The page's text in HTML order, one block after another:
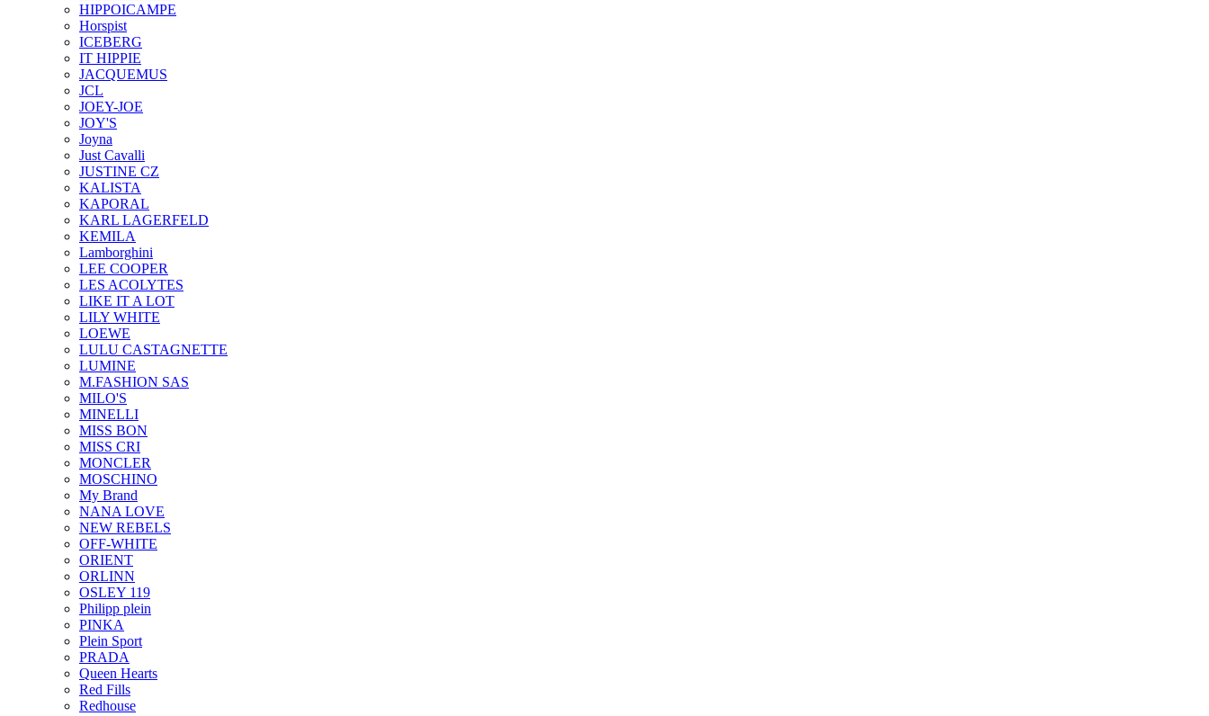
HIPPOICAMPE
Horspist
ICEBERG
IT HIPPIE
JACQUEMUS
JCL
JOEY-JOE
JOY'S
Joyna
Just Cavalli
JUSTINE CZ
KALISTA
KAPORAL
KARL LAGERFELD
KEMILA
Lamborghini
LEE COOPER
LES ACOLYTES
LIKE IT A LOT
LILY WHITE
LOEWE
LULU CASTAGNETTE
LUMINE
M.FASHION SAS
MILO'S
MINELLI
MISS BON
MISS CRI
MONCLER
MOSCHINO
My Brand
NANA LOVE
NEW REBELS
OFF-WHITE
ORIENT
ORLINN
OSLEY 119
Philipp plein
PINKA
Plein Sport
PRADA
Queen Hearts
Red Fills
Redhouse